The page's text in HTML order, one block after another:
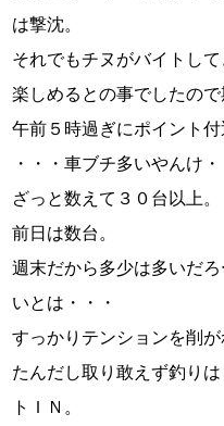
は撃沈。
それでもチヌがバイトし
楽しめるとの事でしたの
午前５時過ぎにポイント付
・・・車ブチ多いやんけ・
ざっと数えて３０台以上。
前日は数台。
週末だから多少は多いだ
いとは・・・
すっかりテンションを削
たんだし取り敢えず釣り
トＩＮ。